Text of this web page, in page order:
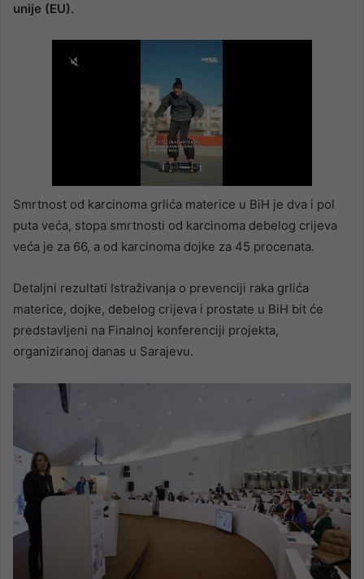
unije (EU).
Smrtnost od karcinoma grlića materice u BiH je dva i pol
puta veća, stopa smrtnosti od karcinoma debelog crijeva
veća je za 66, a od karcinoma dojke za 45 procenata.
Detaljni rezultati Istraživanja o prevenciji raka grlića
materice, dojke, debelog crijeva i prostate u BiH bit će
predstavljeni na Finalnoj konferenciji projekta,
organiziranoj danas u Sarajevu.